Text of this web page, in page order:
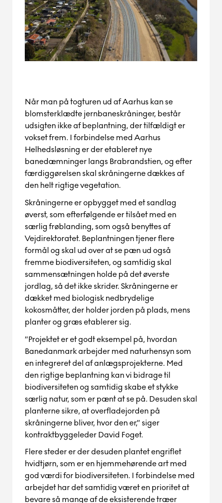
Når man på togturen ud af Aarhus kan se
blomsterklædte jernbaneskråninger, består
udsigten ikke af beplantning, dertilfældigter
vokset frem. I forbindelse med Aarhus
Helhedsløsning er der etableret nye
banedæmninger langs Brabrandstien, og efter
færdiggørelsen skal skråningerne dækkes af
den helt rigtige vegetation.
Skråningerne er opbygget med et sandlag
øverst, som efterfølgende er tilsået med en
særlig frøblanding, som også benyttes af
Vejdirektoratet. Beplantningen tjener flere
formål og skal ud over at se pæn ud også
fremme biodiversiteten, og samtidig skal
sammensætningen holde på det øverste
jordlag, så det ikke skrider. Skråningerne er
dækket med biologisk nedbrydelige
kokosmåtter, der holder jorden på plads, mens
planter og græs etablerer sig.
”Projektet er et godt eksempel på, hvordan
Banedanmark arbejder med naturhensyn som
en integreret del af anlægsprojekterne. Med
den rigtige beplantning kan vi bidrage til
biodiversiteten og samtidig skabe et stykke
særlig natur, som er pænt at se på. Desuden skal
planterne sikre, atoverfladejorden på
skråningerne bliver, hvor den er,” siger
kontraktbyggeleder David Foget.
Flere steder er der desuden plantet engriflet
hvidtjørn, som er en hjemmehørende art med
god værdi for biodiversiteten. I forbindelse med
arbejdet har det samtidig været en prioritet at
bevare så mange af de eksisterende træer